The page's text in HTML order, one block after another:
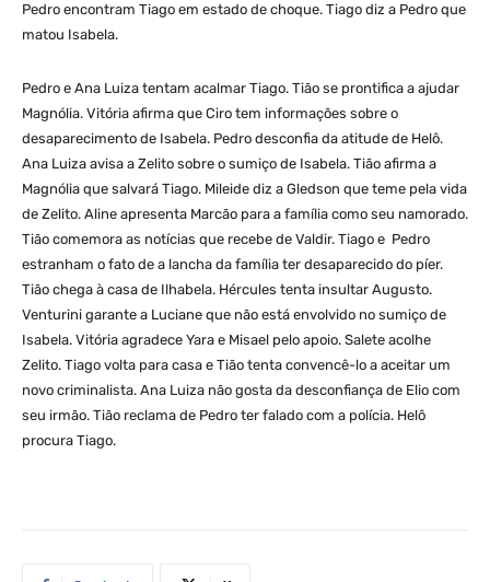
Pedro encontram Tiago em estado de choque. Tiago diz a Pedro que
matou Isabela.
Pedro e Ana Luiza tentam acalmar Tiago. Tião se prontifica a ajudar
Magnólia. Vitória afirma que Ciro tem informações sobre o
desaparecimento de Isabela. Pedro desconfia da atitude de Helô.
Ana Luiza avisa a Zelito sobre o sumiço de Isabela. Tião afirma a
Magnólia que salvará Tiago. Mileide diz a Gledson que teme pela vida
de Zelito. Aline apresenta Marcão para a família como seu namorado.
Tião comemora as notícias que recebe de Valdir. Tiago e Pedro
estranham o fato de a lancha da família ter desaparecido do píer.
Tião chega à casa de Ilhabela. Hércules tenta insultar Augusto.
Venturini garante a Luciane que não está envolvido no sumiço de
Isabela. Vitória agradece Yara e Misael pelo apoio. Salete acolhe
Zelito. Tiago volta para casa e Tião tenta convencê-lo a aceitar um
novo criminalista. Ana Luiza não gosta da desconfiança de Elio com
seu irmão. Tião reclama de Pedro ter falado com a polícia. Helô
procura Tiago.